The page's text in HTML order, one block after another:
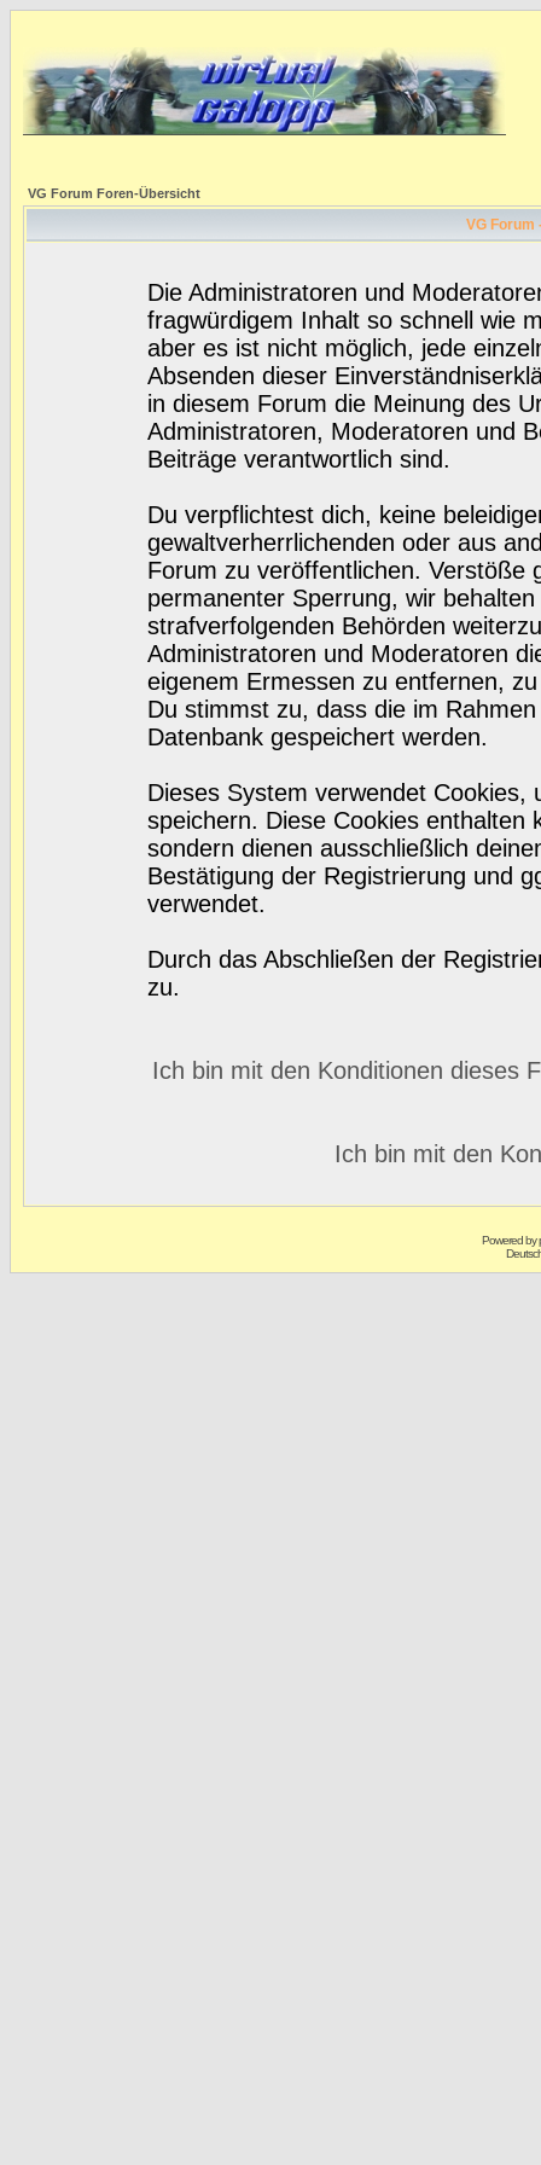
VG Forum Foren-Übersicht
VG
Die Administratoren und
fragwürdigem Inhalt so schnell wie
aber es ist nicht möglich, jede
Absenden dieser
in diesem Forum die Meinung des
Administratoren, Moderatoren und
Beiträge verantwortlich sind.
Du verpflichtest dich, keine
gewaltverherrlichenden oder aus
Forum zu veröffentlichen. Verstöße
permanenter Sperrung, wir
strafverfolgenden Behörden
Administratoren und Moderatoren
eigenem Ermessen zu entfernen,
Du stimmst zu, dass die im
Datenbank gespeichert werden.
Dieses System verwendet
speichern. Diese Cookies enthalten
sondern dienen ausschließlich
Bestätigung der Registrierung und
verwendet.
Durch das Abschließen der
zu.
Ich bin mit den Konditionen dieses
Ich bin mit den
Powered by